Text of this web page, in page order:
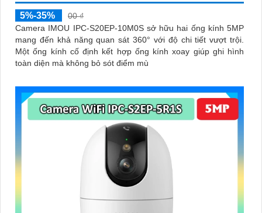
5%-35%
00 ₫
Camera IMOU IPC-S20EP-10M0S sở hữu hai ống kính 5MP
mang đến khả năng quan sát 360° với độ chi tiết vượt trội.
Một ống kính cố định kết hợp ống kính xoay giúp ghi hình
toàn diện mà không bỏ sót điểm mù